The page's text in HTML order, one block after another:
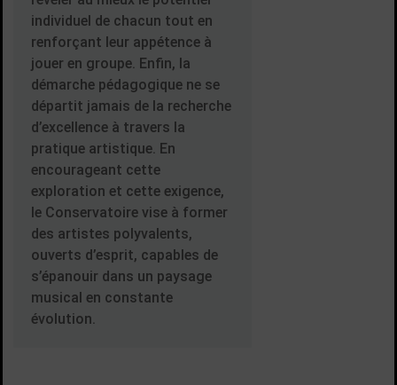
individuel de chacun tout en
renforçant leur appétence à
jouer en groupe. Enfin, la
démarche pédagogique ne se
départit jamais de la recherche
d’excellence à travers la
pratique artistique. En
encourageant cette
exploration et cette exigence,
le Conservatoire vise à former
des artistes polyvalents,
ouverts d’esprit, capables de
s’épanouir dans un paysage
musical en constante
évolution.